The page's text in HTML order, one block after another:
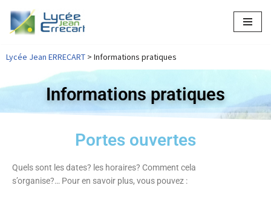
Aller
contenu
Lycée Jean ERRECART > Informations pratiques
Informations pratiques
Portes ouvertes
Quels sont les dates? les horaires? Comment cela
s’organise?… Pour en savoir plus, vous pouvez :